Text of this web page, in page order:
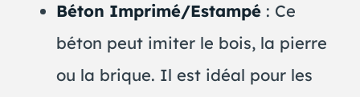
Béton Imprimé/Estampé: Ce
béton peut imiter le bois, la pierre
ou la brique. Il est idéal pour les